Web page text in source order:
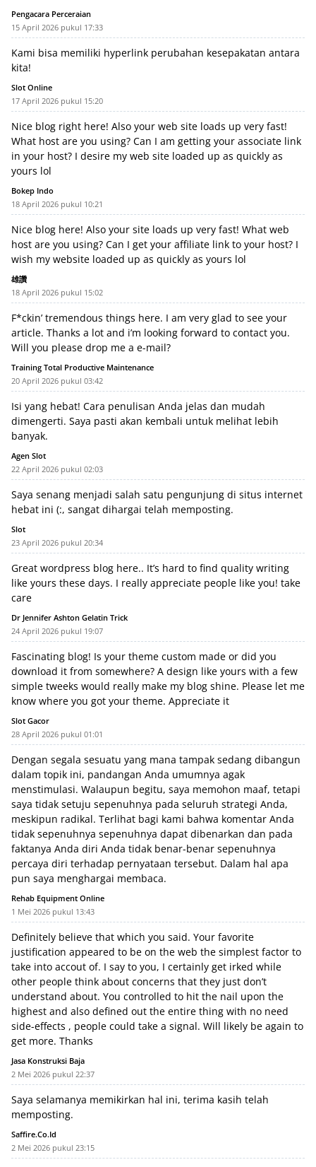
Pengacara Perceraian
15 April 2026 pukul 17:33
Kami bisa memiliki hyperlink perubahan kesepakatan antara
kita!
Slot Online
17 April 2026 pukul 15:20
Nice blog right here! Also your web site loads up very fast!
What host are you using? Can I am getting your associate link
in your host? I desire my web site loaded up as quickly as
yours lol
Bokep Indo
18 April 2026 pukul 10:21
Nice blog here! Also your site loads up very fast! What web
host are you using? Can I get your affiliate link to your host? I
wish my website loaded up as quickly as yours lol
雄讚
18 April 2026 pukul 15:02
F*ckin’ tremendous things here. I am very glad to see your
article. Thanks a lot and i’m looking forward to contact you.
Will you please drop me a e-mail?
Training Total Productive Maintenance
20 April 2026 pukul 03:42
Isi yang hebat! Cara penulisan Anda jelas dan mudah
dimengerti. Saya pasti akan kembali untuk melihat lebih
banyak.
Agen Slot
22 April 2026 pukul 02:03
Saya senang menjadi salah satu pengunjung di situs internet
hebat ini (:, sangat dihargai telah memposting.
Slot
23 April 2026 pukul 20:34
Great wordpress blog here.. It’s hard to find quality writing
like yours these days. I really appreciate people like you! take
care
Dr Jennifer Ashton Gelatin Trick
24 April 2026 pukul 19:07
Fascinating blog! Is your theme custom made or did you
download it from somewhere? A design like yours with a few
simple tweeks would really make my blog shine. Please let me
know where you got your theme. Appreciate it
Slot Gacor
28 April 2026 pukul 01:01
Dengan segala sesuatu yang mana tampak sedang dibangun
dalam topik ini, pandangan Anda umumnya agak
menstimulasi. Walaupun begitu, saya memohon maaf, tetapi
saya tidak setuju sepenuhnya pada seluruh strategi Anda,
meskipun radikal. Terlihat bagi kami bahwa komentar Anda
tidak sepenuhnya sepenuhnya dapat dibenarkan dan pada
faktanya Anda diri Anda tidak benar-benar sepenuhnya
percaya diri terhadap pernyataan tersebut. Dalam hal apa
pun saya menghargai membaca.
Rehab Equipment Online
1 Mei 2026 pukul 13:43
Definitely believe that which you said. Your favorite
justification appeared to be on the web the simplest factor to
take into accout of. I say to you, I certainly get irked while
other people think about concerns that they just don’t
understand about. You controlled to hit the nail upon the
highest and also defined out the entire thing with no need
side-effects , people could take a signal. Will likely be again to
get more. Thanks
Jasa Konstruksi Baja
2 Mei 2026 pukul 22:37
Saya selamanya memikirkan hal ini, terima kasih telah
memposting.
Saffire.co.id
2 Mei 2026 pukul 23:15